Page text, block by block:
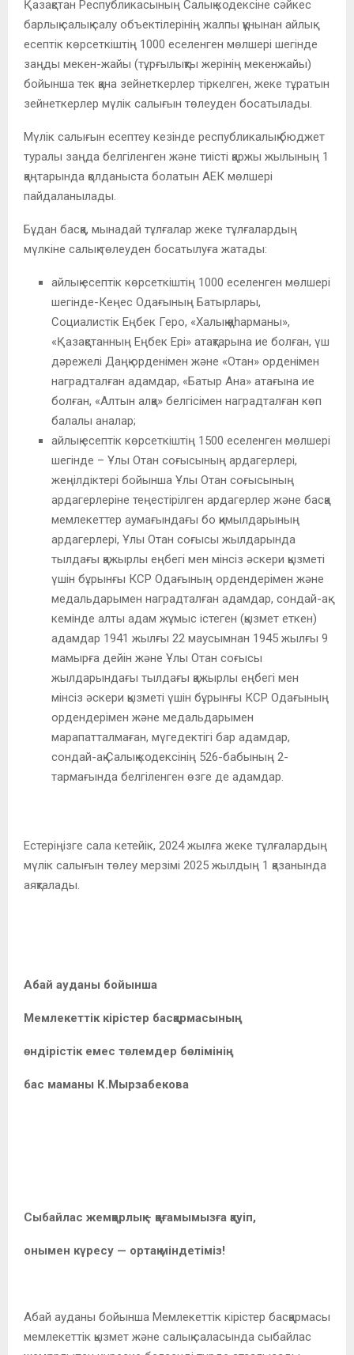
Қазақстан Республикасының Салық кодексіне сәйкес
барлық салық салу объектілерінің жалпы құнынан айлық
есептік көрсеткіштің 1000 еселенген мөлшері шегінде
заңды мекен-жайы (тұрғылықты жерінің мекенжайы)
бойынша тек қана зейнеткерлер тіркелген, жеке тұратын
зейнеткерлер мүлік салығын төлеуден босатылады.
Мүлік салығын есептеу кезінде республикалық бюджет
туралы заңда белгіленген және тиісті қаржы жылының 1
қаңтарында қолданыста болатын АЕК мөлшері
пайдаланылады.
Бұдан басқа, мынадай тұлғалар жеке тұлғалардың
мүлкіне салық төлеуден босатылуға жатады:
айлық есептік көрсеткіштің 1000 еселенген мөлшері
шегінде-Кеңес Одағының Батырлары,
Социалистік Еңбек Геро, «Халық қаһарманы»,
«Қазақстанның Еңбек Epi» атақтарына ие болған, үш
дәрежелі Даңқ орденімен және «Отан» орденімен
наградталған адамдар, «Батыр Ана» атағына ие
болған, «Алтын алқа» белгісімен наградталған көп
балалы аналар;
айлық есептік көрсеткіштің 1500 еселенген мөлшері
шегінде – Ұлы Отан соғысының ардагерлері,
жеңілдіктері бойынша Ұлы Отан соғысының
ардагерлеріне теңестірілген ардагерлер және басқа
мемлекеттер аумағындағы бо қимылдарының
ардагерлері, Ұлы Отан соғысы жылдарында
тылдағы қажырлы еңбегі мен мінсіз әскери қызметі
үшін бұрынғы КСР Одағының ордендерімен және
медальдарымен наградталған адамдар, сондай-ақ
кемінде алты адам жұмыс істеген (қызмет еткен)
адамдар 1941 жылғы 22 маусымнан 1945 жылғы 9
мамырға дейін және Ұлы Отан соғысы
жылдарындағы тылдағы қажырлы еңбегі мен
мінсіз әскери қызметі үшін бұрынғы КСР Одағының
ордендерімен және медальдарымен
марапатталмаған, мүгедектігі бар адамдар,
сондай-ақ Салық кодексінің 526-бабының 2-
тармағында белгіленген өзге де адамдар.
Естеріңізге сала кетейік, 2024 жылға жеке тұлғалардың
мүлік салығын төлеу мерзімі 2025 жылдың 1 қазанында
аяқталады.
Абай ауданы бойынша
Мемлекеттік кірістер басқармасының
өндірістік емес төлемдер бөлімінің
бас маманы К.Мырзабекова
Сыбайлас жемқорлық— қоғамымызға қауіп,
онымен күресу — ортақ міндетіміз!
Абай ауданы бойынша Мемлекеттік кірістер басқармасы
мемлекеттік қызмет және салық саласында сыбайлас